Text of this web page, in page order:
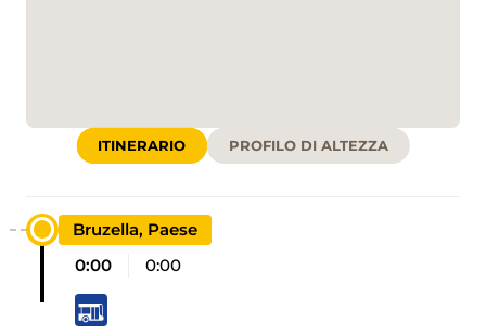
ITINERARIO PROFILO DI ALTEZZA
Bruzella, Paese
0:00
0:00